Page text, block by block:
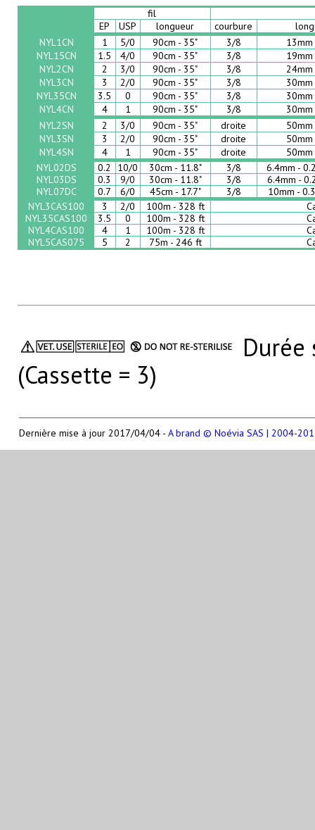
fil
EP
USP longueur courbure
NYL1CN
1 5/0 90cm - 35" 3/8
NYL15CN
1.5 4/0 90cm - 35" 3/8
NYL2CN
2 3/0 90cm - 35" 3/8
NYL3CN
3 2/0 90cm - 35" 3/8
NYL35CN
3.5 0 90cm - 35" 3/8
NYL4CN
4 1 90cm - 35" 3/8
NYL2SN
2 3/0 90cm - 35" droite
NYL3SN
3 2/0 90cm - 35" droite
NYL4SN
4 1 90cm - 35" droite
NYL02DS
0.2 10/0 30cm - 11.8" 3/8
6.4mm -
NYL03DS
0.3 9/0 30cm - 11.8" 3/8
6.4mm -
NYL07DC
0.7 6/0 45cm - 17.7" 3/8
10mm -
NYL3CAS100
3 2/0 100m - 328 ft
NYL35CAS100
3.5 0 100m - 328 ft
NYL4CAS100
4 1 100m - 328 ft
NYL5CAS075
5 2 75m - 246 ft
(Cassette = 3)
Dernière mise à jour 2017/04/04 - A brand © Noévia SAS | 2004-